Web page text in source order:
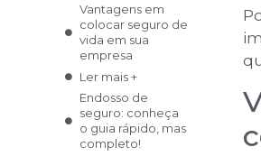
Vantagens em
colocar seguro de
vida em sua
empresa
Ler mais +
Endosso de
seguro: conheça
o guia rápido, mas
completo!